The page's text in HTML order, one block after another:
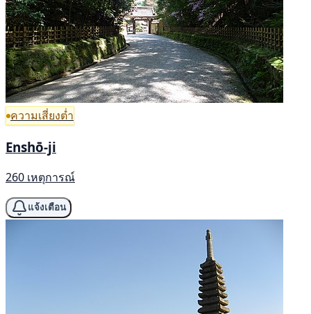
ความเสี่ยงต่ำ
Enshō-ji
260 เหตุการณ์
แจ้งเตือน